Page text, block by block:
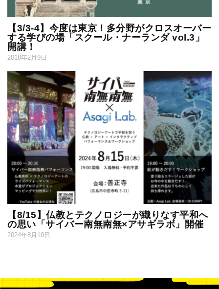
【3/3-4】今度は東京！多分野がクロスオーバー
する学びの場「スクール・ナーランダ vol.3」
開講！
2018年2月9日
【8/15】仏教とテクノロジーが織りなす平和へ
の思い「サイバー南無南無×アサギラボ」開催
2024年8月10日